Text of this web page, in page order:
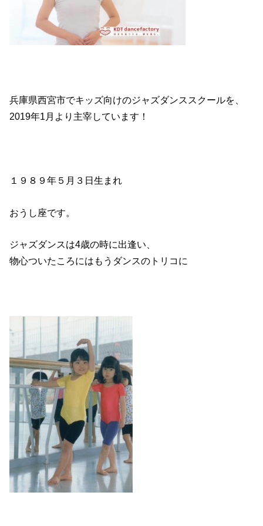
兵庫県西宮市でキッズ向けのジャズダンススクールを、
2019年1月より主宰しています！
１９８９年５月３日生まれ
おうし座です。
ジャズダンスは4歳の時に出逢い、
物心ついたころにはもうダンスのトリコに